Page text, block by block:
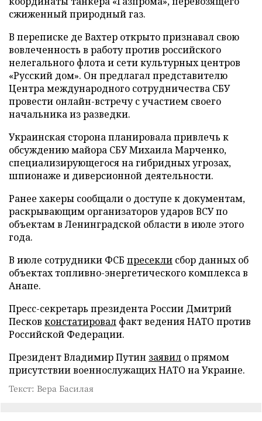
сжиженный природный газ.
В переписке де Вахтер открыто признавал свою
вовлеченность в работу против российского
нелегального флота и сети культурных центров
«Русский дом». Он предлагал представителю
Центра международного сотрудничества СБУ
провести онлайн-встречу с участием своего
начальника из разведки.
Украинская сторона планировала привлечь к
обсуждению майора СБУ Михаила Марченко,
специализирующегося на гибридных угрозах,
шпионаже и диверсионной деятельности.
Ранее хакеры сообщали о доступе к документам,
раскрывающим организаторов ударов ВСУ по
объектам в Ленинградской области в июле этого
года.
В июле сотрудники ФСБ пресекли сбор данных об
объектах топливно-энергетического комплекса в
Анапе.
Пресс-секретарь президента России Дмитрий
Песков констатировал факт ведения НАТО против
Российской Федерации.
Президент Владимир Путин заявил о прямом
присутствии военнослужащих НАТО на Украине.
Текст: Вера Басилая